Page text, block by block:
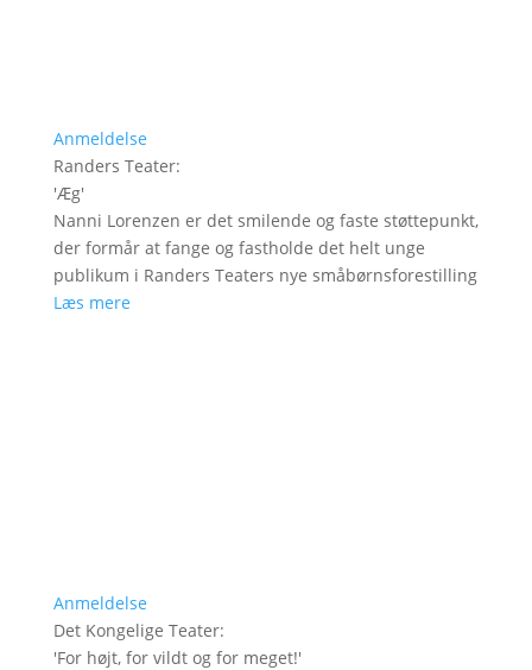
Anmeldelse
Randers Teater:
'Æg'
Nanni Lorenzen er det smilende og faste støttepunkt,
der formår at fange og fastholde det helt unge
publikum i Randers Teaters nye småbørnsforestilling
Læs mere
Anmeldelse
Det Kongelige Teater:
'For højt, for vildt og for meget!'